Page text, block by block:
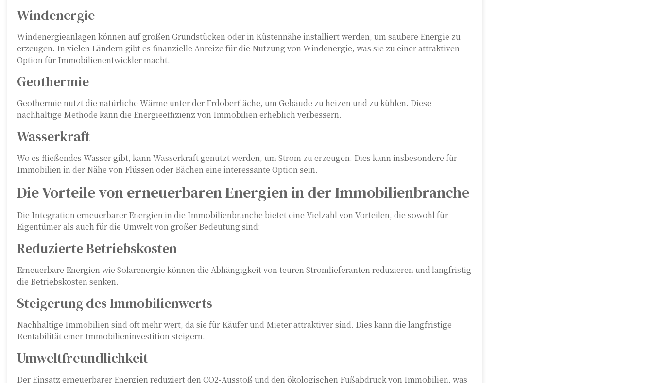
Windenergie
Windenergieanlagen können auf großen Grundstücken oder in Küstennähe installiert werden, um saubere Energie zu
erzeugen. In vielen Ländern gibt es finanzielle Anreize für die Nutzung von Windenergie, was sie zu einer attraktiven
Option für Immobilienentwickler macht.
Geothermie
Geothermie nutzt die natürliche Wärme unter der Erdoberfläche, um Gebäude zu heizen und zu kühlen. Diese
nachhaltige Methode kann die Energieeffizienz von Immobilien erheblich verbessern.
Wasserkraft
Wo es fließendes Wasser gibt, kann Wasserkraft genutzt werden, um Strom zu erzeugen. Dies kann insbesondere für
Immobilien in der Nähe von Flüssen oder Bächen eine interessante Option sein.
Die Vorteile von erneuerbaren Energien in der Immobilienbranche
Die Integration erneuerbarer Energien in die Immobilienbranche bietet eine Vielzahl von Vorteilen, die sowohl für
Eigentümer als auch für die Umwelt von großer Bedeutung sind:
Reduzierte Betriebskosten
Erneuerbare Energien wie Solarenergie können die Abhängigkeit von teuren Stromlieferanten reduzieren und langfristig
die Betriebskosten senken.
Steigerung des Immobilienwerts
Nachhaltige Immobilien sind oft mehr wert, da sie für Käufer und Mieter attraktiver sind. Dies kann die langfristige
Rentabilität einer Immobilieninvestition steigern.
Umweltfreundlichkeit
Der Einsatz erneuerbarer Energien reduziert den CO2-Ausstoß und den ökologischen Fußabdruck von Immobilien, was